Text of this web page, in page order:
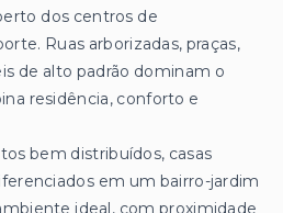
dos centros de
Ruas arborizadas, praças,
de alto padrão dominam o
residência, conforto e
bem distribuídos, casas
em um bairro-jardim
ideal, com proximidade